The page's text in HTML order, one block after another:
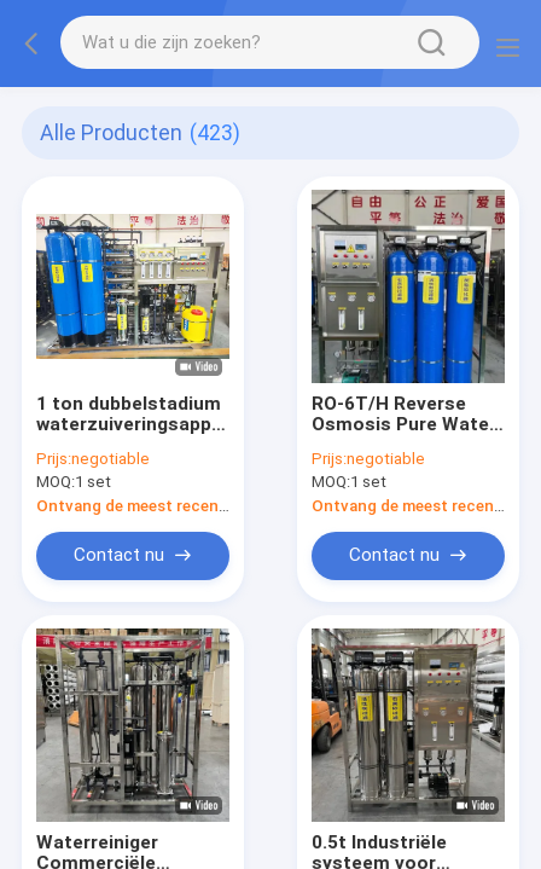
Alle Producten (423)
1 ton dubbelstadium
waterzuiveringsapparatuur
osmose
Prijs:negotiable
MOQ:1 set
Contact nu
RO-6T/H Reverse
Osmosis Pure Water
Machine voor
commercieel gebruik
Prijs:negotiable
MOQ:1 set
Contact nu
Waterreiniger
Commerciële
0.5t Industriële
systeem voor